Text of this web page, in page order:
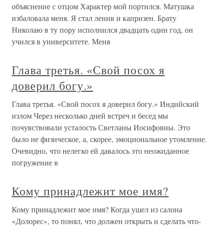
объяснение с отцом Характер мой портился. Матушка
избаловала меня. Я стал ленив и капризен. Брату
Николаю в ту пору исполнился двадцать один год, он
учился в университете. Меня
Глава третья. «Свой посох я
доверил богу.»
Глава третья. «Свой посох я доверил богу.» Индийский
излом Через несколько дней встреч и бесед мы
почувствовали усталость Светланы Иосифовны. Это
было не физическое, а, скорее, эмоциональное утомление.
Очевидно, что нелегко ей давалось это неожиданное
погружение в
Кому принадлежит мое имя?
Кому принадлежит мое имя? Когда ушел из салона
«Долорес», то понял, что должен открыть и сделать что-